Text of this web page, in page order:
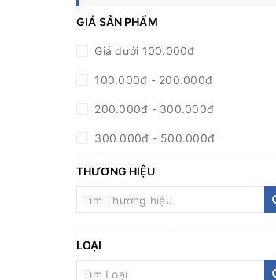
GIÁ SẢN PHẨM
Giá dưới 100.000đ
100.000đ - 200.000đ
200.000đ - 300.000đ
300.000đ - 500.000đ
500.000đ - 1.000.000đ
Giá trên 1.000.000đ
THƯƠNG HIỆU
LOẠI